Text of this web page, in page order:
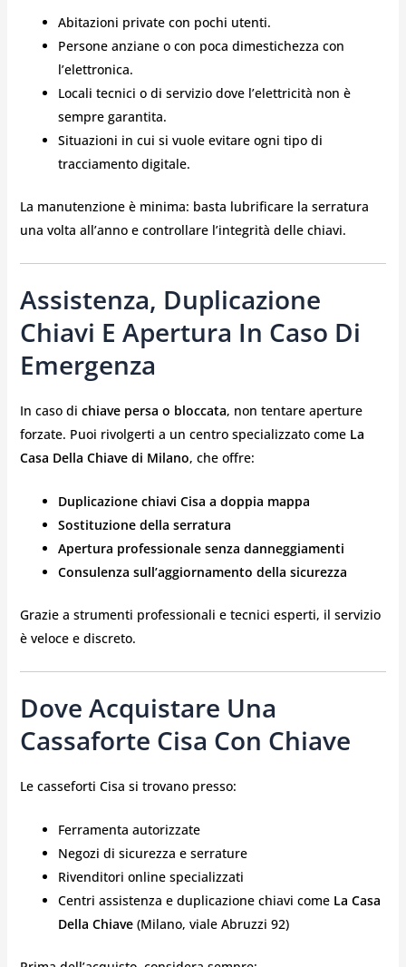
Abitazioni private con pochi utenti.
Persone anziane o con poca dimestichezza con
l’elettronica.
Locali tecnici o di servizio dove l’elettricità non è
sempre garantita.
Situazioni in cui si vuole evitare ogni tipo di
tracciamento digitale.
La manutenzione è minima: basta lubrificare la serratura
una volta all’anno e controllare l’integrità delle chiavi.
Assistenza, Duplicazione
Chiavi E Apertura In Caso Di
Emergenza
In caso di chiave persa o bloccata, non tentare aperture
forzate. Puoi rivolgerti a un centro specializzato come La
Casa Della Chiave di Milano, che offre:
Duplicazione chiavi Cisa a doppia mappa
Sostituzione della serratura
Apertura professionale senza danneggiamenti
Consulenza sull’aggiornamento della sicurezza
Grazie a strumenti professionali e tecnici esperti, il servizio
è veloce e discreto.
Dove Acquistare Una
Cassaforte Cisa Con Chiave
Le casseforti Cisa si trovano presso:
Ferramenta autorizzate
Negozi di sicurezza e serrature
Rivenditori online specializzati
Centri assistenza e duplicazione chiavi come La Casa
Della Chiave(Milano, viale Abruzzi 92)